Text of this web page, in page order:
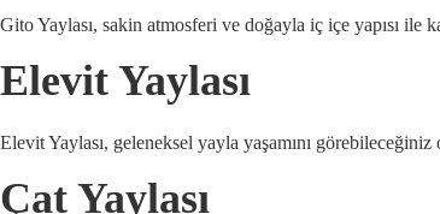
Gito Yaylası, sakin atmosferi ve doğayla iç içe yapısı ile
Elevit Yaylası
Elevit Yaylası, geleneksel yayla yaşamını
Çat Yaylası